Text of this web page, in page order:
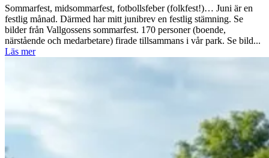
Sommarfest, midsommarfest, fotbollsfeber (folkfest!)… Juni är en
festlig månad. Därmed har mitt junibrev en festlig stämning. Se
bilder från Vallgossens sommarfest. 170 personer (boende,
närstående och medarbetare) firade tillsammans i vår park. Se bild...
Läs mer